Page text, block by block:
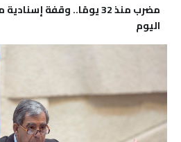
مضرب منذ 32 يومًا.. وقفة
اليوم